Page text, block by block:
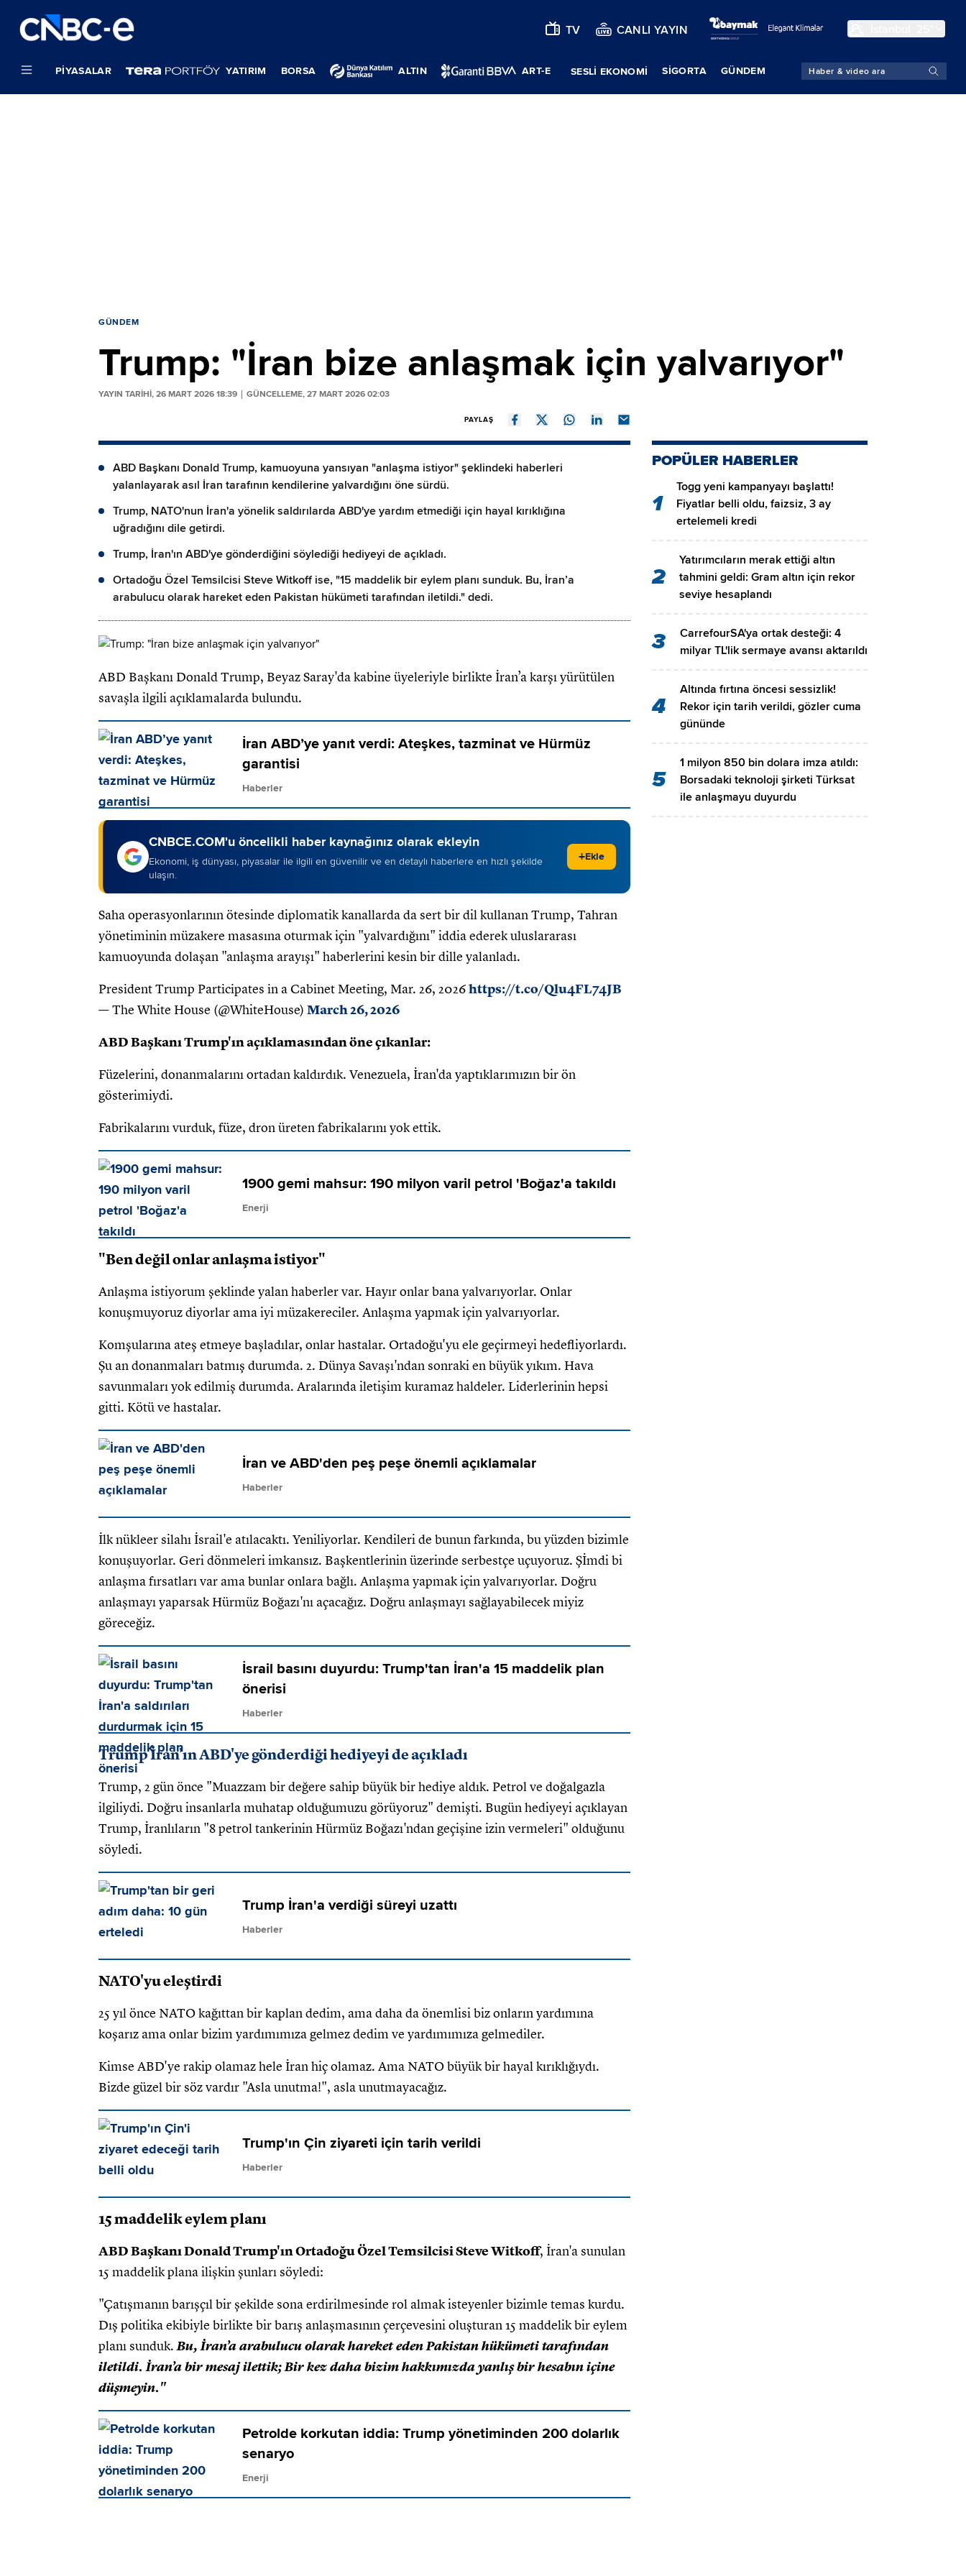
TV CANLI YAYIN
PIYASALAR YATIRIM BORSA ALTIN ART-E SESLİ EKONOMİ SIGORTA GÜNDEM
GÜNDEM
Trump: "İran bize anlaşmak için yalvarıyor"
YAYIN TARİHİ, 26 MART 2026 18:39 GÜNCELLEME, 27 MART 2026 02:03
PAYLAŞ
ABD Başkanı Donald Trump, kamuoyuna yansıyan "anlaşma istiyor" şeklindeki haberleri
yalanlayarak asıl İran tarafının kendilerine yalvardığını öne sürdü.
Trump, NATO'nun İran'a yönelik saldırılarda ABD'ye yardım etmediği için hayal kırıklığına
uğradığını dile getirdi.
Trump, İran'ın ABD'ye gönderdiğini söylediği hediyeyi de açıkladı.
Ortadoğu Özel Temsilcisi Steve Witkoff ise, "15 maddelik bir eylem planı sunduk. Bu, İran’a
arabulucu olarak hareket eden Pakistan hükümeti tarafından iletildi." dedi.
ABD Başkanı Donald Trump, Beyaz Saray'da kabine üyeleriyle birlikte İran’a karşı yürütülen
savaşla ilgili açıklamalarda bulundu.
İran ABD’ye yanıt verdi: Ateşkes, tazminat ve Hürmüz
garantisi
Haberler
CNBCE.COM'u öncelikli haber kaynağınız olarak ekleyin
Ekonomi, iş dünyası, piyasalar ile ilgili en güvenilir ve en detaylı haberlere en hızlı şekilde
ulaşın.
+Ekle
Saha operasyonlarının ötesinde diplomatik kanallarda da sert bir dil kullanan Trump, Tahran
yönetiminin müzakere masasına oturmak için "yalvardığını" iddia ederek uluslararası
kamuoyunda dolaşan "anlaşma arayışı" haberlerini kesin bir dille yalanladı.
President Trump Participates in a Cabinet Meeting, Mar. 26, 2026https://t.co/Qlu4FL74JB
— The White House (@WhiteHouse) March 26, 2026
ABD Başkanı Trump'ın açıklamasından öne çıkanlar:
Füzelerini, donanmalarını ortadan kaldırdık. Venezuela, İran'da yaptıklarımızın bir ön
gösterimiydi.
Fabrikalarını vurduk, füze, dron üreten fabrikalarını yok ettik.
1900 gemi mahsur: 190 milyon varil petrol 'Boğaz'a takıldı
Enerji
"Ben değil onlar anlaşma istiyor"
Anlaşma istiyorum şeklinde yalan haberler var. Hayır onlar bana yalvarıyorlar. Onlar
konuşmuyoruz diyorlar ama iyi müzakereciler. Anlaşma yapmak için yalvarıyorlar.
Komşularına ateş etmeye başladılar, onlar hastalar. Ortadoğu'yu ele geçirmeyi hedefliyorlardı.
Şu an donanmaları batmış durumda. 2. Dünya Savaşı'ndan sonraki en büyük yıkım. Hava
savunmaları yok edilmiş durumda. Aralarında iletişim kuramaz haldeler. Liderlerinin hepsi
gitti. Kötü ve hastalar.
İran ve ABD'den peş peşe önemli açıklamalar
Haberler
İlk nükleer silahı İsrail'e atılacaktı. Yeniliyorlar. Kendileri de bunun farkında, bu yüzden bizimle
konuşuyorlar. Geri dönmeleri imkansız. Başkentlerinin üzerinde serbestçe uçuyoruz. Şİmdi bi
anlaşma fırsatları var ama bunlar onlara bağlı. Anlaşma yapmak için yalvarıyorlar. Doğru
anlaşmayı yaparsak Hürmüz Boğazı'nı açacağız. Doğru anlaşmayı sağlayabilecek miyiz
göreceğiz.
İsrail basını duyurdu: Trump'tan İran'a 15 maddelik plan
önerisi
Haberler
Trump İran'ın ABD'ye gönderdiği hediyeyi de açıkladı
Trump, 2 gün önce "Muazzam bir değere sahip büyük bir hediye aldık. Petrol ve doğalgazla
ilgiliydi. Doğru insanlarla muhatap olduğumuzu görüyoruz" demişti. Bugün hediyeyi açıklayan
Trump, İranlıların "8 petrol tankerinin Hürmüz Boğazı'ndan geçişine izin vermeleri" olduğunu
söyledi.
Trump İran'a verdiği süreyi uzattı
Haberler
NATO'yu eleştirdi
25 yıl önce NATO kağıttan bir kaplan dedim, ama daha da önemlisi biz onların yardımına
koşarız ama onlar bizim yardımımıza gelmez dedim ve yardımımıza gelmediler.
Kimse ABD'ye rakip olamaz hele İran hiç olamaz. Ama NATO büyük bir hayal kırıklığıydı.
Bizde güzel bir söz vardır "Asla unutma!", asla unutmayacağız.
Trump'ın Çin ziyareti için tarih verildi
Haberler
15 maddelik eylem planı
ABD Başkanı Donald Trump'ın Ortadoğu Özel Temsilcisi Steve Witkoff, İran'a sunulan
15 maddelik plana ilişkin şunları söyledi:
"Çatışmanın barışçıl bir şekilde sona erdirilmesinde rol almak isteyenler bizimle temas kurdu.
Dış politika ekibiyle birlikte bir barış anlaşmasının çerçevesini oluşturan 15 maddelik bir eylem
planı sunduk.Bu, İran’a arabulucu olarak hareket eden Pakistan hükümeti tarafından
iletildi. İran’a bir mesaj ilettik; Bir kez daha bizim hakkımızda yanlış bir hesabın içine
düşmeyin."
Petrolde korkutan iddia: Trump yönetiminden 200 dolarlık
senaryo
Enerji
POPÜLER HABERLER
1
Togg yeni kampanyayı başlattı!
Fiyatlar belli oldu, faizsiz, 3 ay
ertelemeli kredi
2
Yatırımcıların merak ettiği altın
tahmini geldi: Gram altın için rekor
seviye hesaplandı
3
CarrefourSA'ya ortak desteği: 4
milyar TL'lik sermaye avansı aktarıldı
4
Altında fırtına öncesi sessizlik!
Rekor için tarih verildi, gözler cuma
gününde
5
1 milyon 850 bin dolara imza atıldı:
Borsadaki teknoloji şirketi Türksat
ile anlaşmayu duyurdu